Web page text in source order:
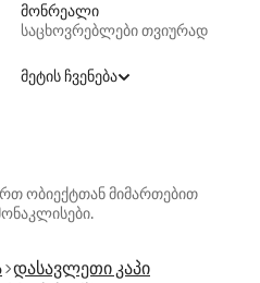
მონრეალი
საცხოვრებლები თვიურად
მეტის ჩვენება
ობიექტთან მიმართებით
დასავლეთი კაპი